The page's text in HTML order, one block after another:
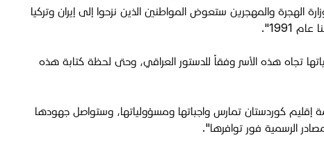
الهجرة والمهجرين ستعوض المواطنين الذين نزحوا إلى إيران وتركيا
تجاه هذه الأسر وفقاً للدستور العراقي، وحتى لحظة كتابة هذه
إقليم كوردستان تمارس واجباتها ومسؤولياتها، وستواصل جهودها
الرسمية فور توافرها".